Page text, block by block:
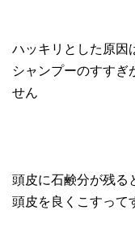
ハッキリとした原因
シャンプーのすすぎ
せん
頭皮に石鹸分が残る
頭皮を良くこすって